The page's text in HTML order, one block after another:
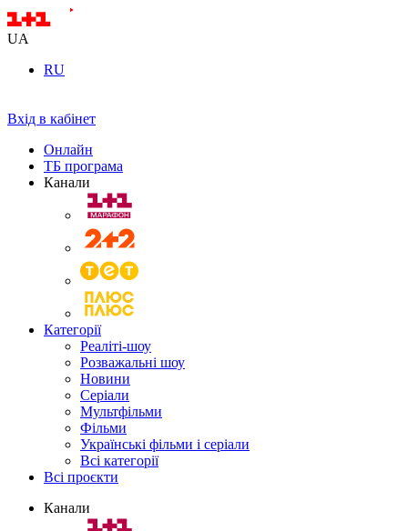
UA
RU
Вхід в кабінет
Онлайн
ТБ програма
Канали
Категорії
Реаліті-шоу
Розважальні шоу
Новини
Серіали
Мультфільми
Фільми
Українські фільми і серіали
Всі категорії
Всі проєкти
Канали